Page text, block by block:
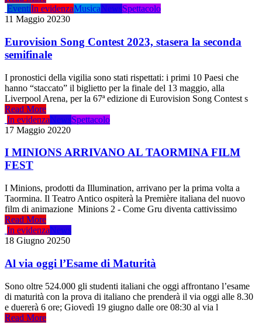
EventiIn evidenzaMusicaNewsSpettacolo
11 Maggio 20230
Eurovision Song Contest 2023, stasera la seconda
semifinale
I pronostici della vigilia sono stati rispettati: i primi 10 Paesi che
hanno “staccato” il biglietto per la finale del 13 maggio, alla
Liverpool Arena, per la 67ª edizione di Eurovision Song Contest s
Read More
In evidenzaNewsSpettacolo
17 Maggio 20220
I MINIONS ARRIVANO AL TAORMINA FILM
FEST
I Minions, prodotti da Illumination, arrivano per la prima volta a
Taormina. Il Teatro Antico ospiterà la Première italiana del nuovo
film di animazione Minions 2 - Come Gru diventa cattivissimo
Read More
In evidenzaNews
18 Giugno 20250
Al via oggi l’Esame di Maturità
Sono oltre 524.000 gli studenti italiani che oggi affrontano l’esame
di maturità con la prova di italiano che prenderà il via oggi alle 8.30
e duererà 6 ore; Giovedì 19 giugno dalle ore 08:30 al via l
Read More